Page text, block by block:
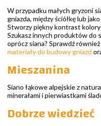
W przypadku małych gryzoni
gniazda, między ściółkę lub
Stworzy piękny kontrast
Szukasz innych produktów do
oprócz siana? Sprawdź
materiały do budowy gniazd
Mieszanina
Siano łąkowe alpejskie z
minerałami i pierwiastkami
Dobrze wiedzieć